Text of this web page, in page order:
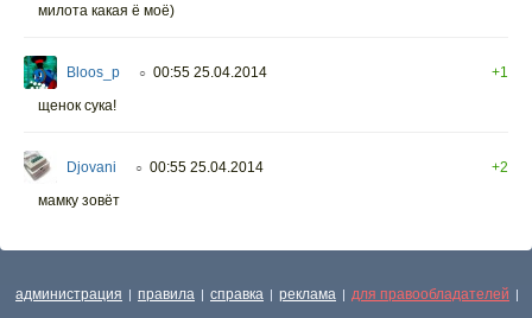
милота какая ё моё)
Bloos_p ○ 00:55 25.04.2014
+1
щенок сука!
Djovani ○ 00:55 25.04.2014
+2
мамку зовёт
администрация | правила | справка | реклама | для правообладателей |